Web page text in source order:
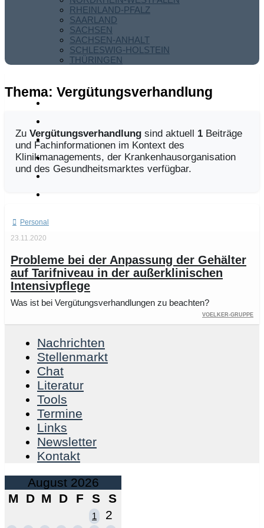
RHEINLAND-PFALZ
SAARLAND
SACHSEN
SACHSEN-ANHALT
SCHLESWIG-HOLSTEIN
THÜRINGEN
Thema: Vergütungsverhandlung
Zu Vergütungsverhandlung sind aktuell 1 Beiträge
und Fachinformationen im Kontext des
Klinikmanagements, der Krankenhausorganisation
und des Gesundheitsmarktes verfügbar.
Personal
23.11.2020
Probleme bei der Anpassung der Gehälter
auf Tarifniveau in der außerklinischen
Intensivpflege
Was ist bei Vergütungsverhandlungen zu beachten?
VOELKER-Gruppe
Nachrichten
Stellenmarkt
Chat
Literatur
Tools
Termine
Links
Newsletter
Kontakt
August 2026
M
D M D F S S
1 2